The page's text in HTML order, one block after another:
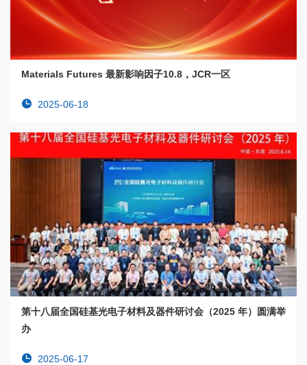
Materials Futures 最新影响因子10.8，JCR一区
2025-06-18
第十八届全国硅基光电子材料及器件研讨会（2025 年）圆满举
办
2025-06-17